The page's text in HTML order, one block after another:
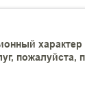
характер
пожалуйста,